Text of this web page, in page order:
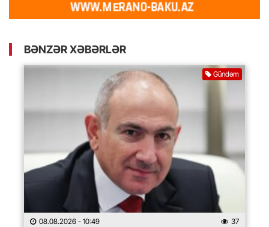
BƏNZƏR XƏBƏRLƏR
Gündəm
08.08.2026 - 10:49 37